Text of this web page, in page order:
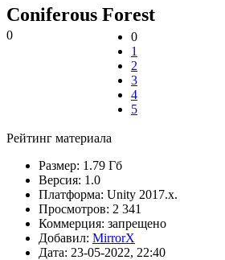
Coniferous Forest
0
0
1
2
3
4
5
Рейтинг материала
Размер: 1.79 Гб
Версия: 1.0
Платформа: Unity 2017.x.
Просмотров: 2 341
Коммерция: запрещено
Добавил: MirrorX
Дата: 23-05-2022, 22:40